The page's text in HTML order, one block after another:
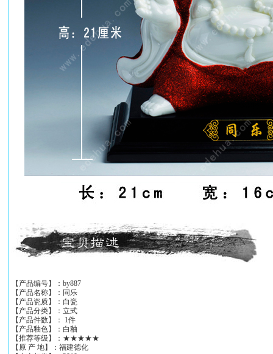
【产品编号】：by887
【产品名称】：同乐
【产品瓷质】：白瓷
【产品分类】：立式
【产品件数】： 1件
【产品釉色】：白釉
【推荐等级】：★★★★★
【原 产 地】：福建德化